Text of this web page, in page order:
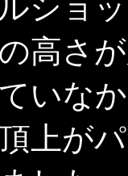
ショ
高さ
いな
上が